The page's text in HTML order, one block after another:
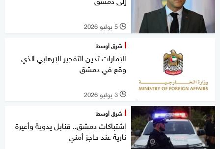
l 5 يوليو 2026
شرق أوسط
الإمارات تدين التفجير الإرهابي الذي
وقع في دمشق
l 3 يوليو 2026
شرق أوسط
اشتباكات دمشق.. قنابل يدوية وأعيرة
نارية عند حاجز أمني